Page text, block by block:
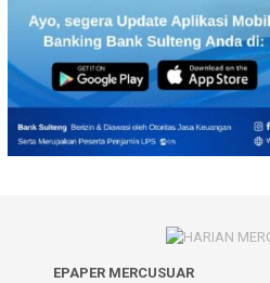
EPAPER MERCUSUAR